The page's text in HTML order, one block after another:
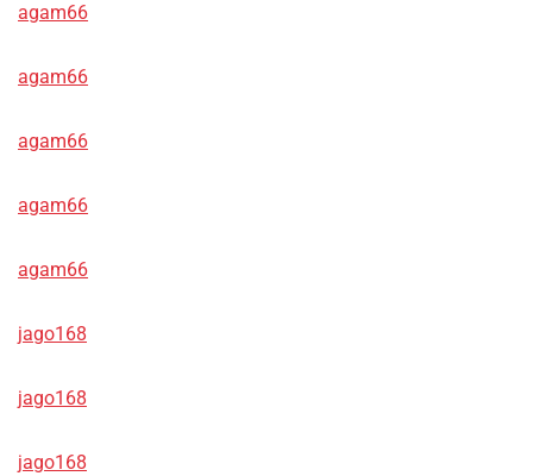
agam66
agam66
agam66
agam66
agam66
jago168
jago168
jago168